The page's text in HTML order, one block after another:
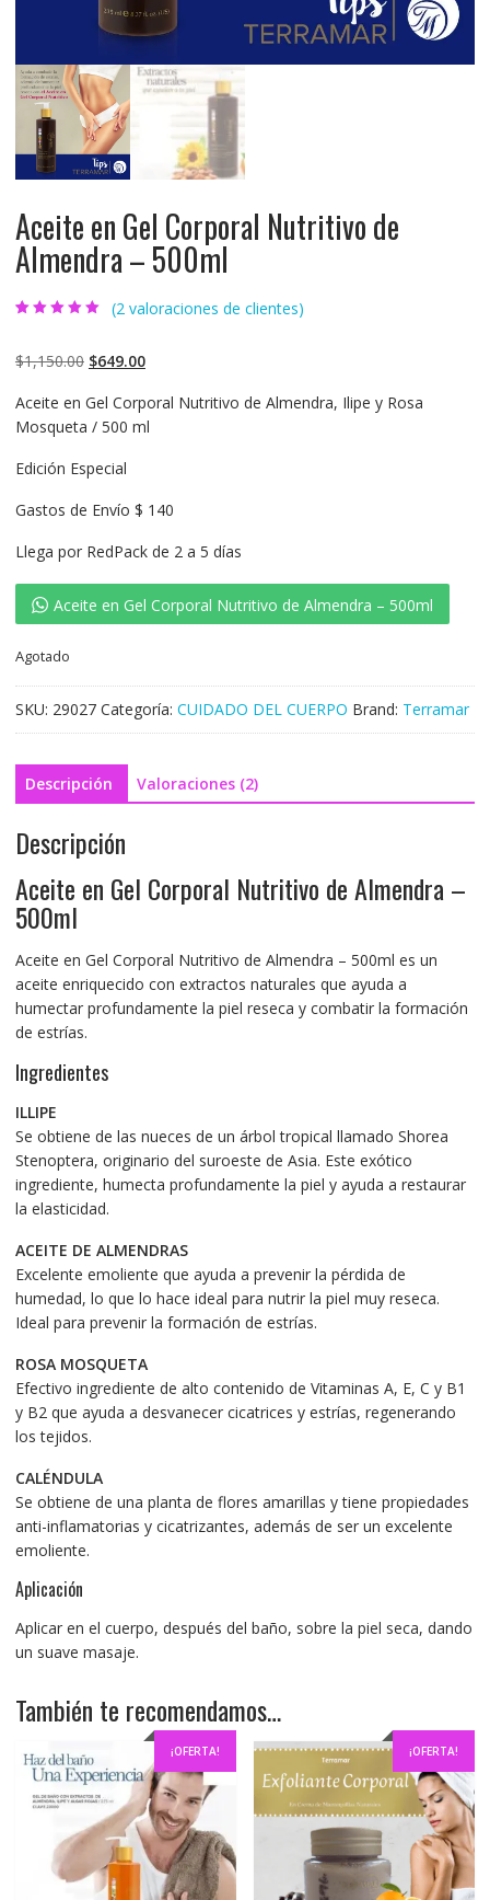
Aceite en Gel Corporal Nutritivo de
Almendra – 500ml
basado en
puntuaciones
(2valoraciones de clientes)
$1,150.00 $649.00
Aceite en Gel Corporal Nutritivo de Almendra, Ilipe y Rosa
Mosqueta / 500 ml
Edición Especial
Gastos de Envío $ 140
Llega por RedPack de 2 a 5 días
Aceite en Gel Corporal Nutritivo de Almendra – 500ml
Agotado
SKU: 29027 Categoría: CUIDADO DEL CUERPO Brand: Terramar
Descripción Valoraciones (2)
Descripción
Aceite en Gel Corporal Nutritivo de Almendra –
500ml
Aceite en Gel Corporal Nutritivo de Almendra – 500ml es un
aceite enriquecido con extractos naturales que ayuda a
humectar profundamente la piel reseca y combatir la formación
de estrías.
Ingredientes
ILLIPE
Se obtiene de las nueces de un árbol tropical llamado Shorea
Stenoptera, originario del suroeste de Asia. Este exótico
ingrediente, humecta profundamente la piel y ayuda a restaurar
la elasticidad.
ACEITE DE ALMENDRAS
Excelente emoliente que ayuda a prevenir la pérdida de
humedad, lo que lo hace ideal para nutrir la piel muy reseca.
Ideal para prevenir la formación de estrías.
ROSA MOSQUETA
Efectivo ingrediente de alto contenido de Vitaminas A, E, C y B1
y B2 que ayuda a desvanecer cicatrices y estrías, regenerando
los tejidos.
CALÉNDULA
Se obtiene de una planta de flores amarillas y tiene propiedades
anti-inflamatorias y cicatrizantes, además de ser un excelente
emoliente.
Aplicación
Aplicar en el cuerpo, después del baño, sobre la piel seca, dando
un suave masaje.
También te recomendamos…
¡OFERTA! ¡OFERTA!